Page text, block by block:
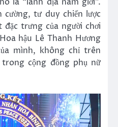
cường, tư duy chiến lược
trưng của người chơi
hậu Lê Thanh Hương
mình, không chỉ trên
cộng đồng phụ nữ